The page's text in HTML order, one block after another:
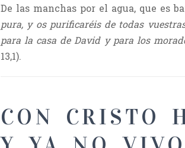
De las manchas por el agua, que es
pura, y os purificaréis de todas
para la casa de David y para los
13,1).
CON CRISTO